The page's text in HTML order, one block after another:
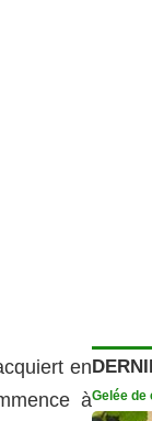
en
àGelée de